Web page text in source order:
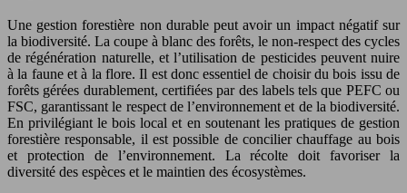
Une gestion forestière non durable peut avoir un impact négatif sur
la biodiversité. La coupe à blanc des forêts, le non-respect des cycles
de régénération naturelle, et l’utilisation de pesticides peuvent nuire
à la faune et à la flore. Il est donc essentiel de choisir du bois issu de
forêts gérées durablement, certifiées par des labels tels que PEFC ou
FSC, garantissant le respect de l’environnement et de la biodiversité.
En privilégiant le bois local et en soutenant les pratiques de gestion
forestière responsable, il est possible de concilier chauffage au bois
et protection de l’environnement. La récolte doit favoriser la
diversité des espèces et le maintien des écosystèmes.